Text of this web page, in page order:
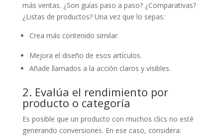
más ventas. ¿Son guías paso a paso? ¿Comparativas?
¿Listas de productos? Una vez que lo sepas:
Crea más contenido similar.
Mejora el diseño de esos artículos.
Añade llamados a la acción claros y visibles.
2. Evalúa el rendimiento por
producto o categoría
Es posible que un producto con muchos clics no esté
generando conversiones. En ese caso, considera: